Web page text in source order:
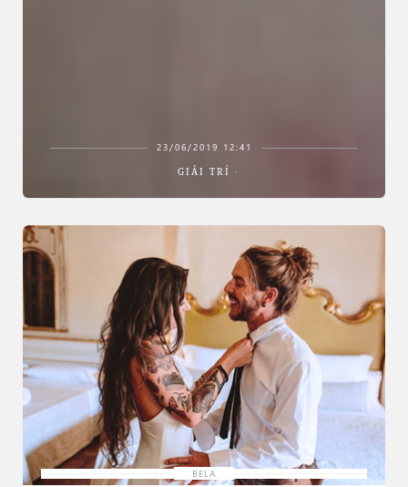
23/06/2019 12:41
GIẢI TRÍ
BELA